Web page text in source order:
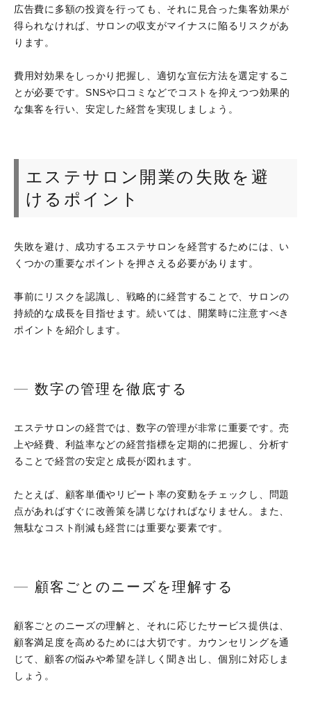
広告費に多額の投資を行っても、それに見合った集客効果が
得られなければ、サロンの収支がマイナスに陥るリスクがあ
ります。
費用対効果をしっかり把握し、適切な宣伝方法を選定するこ
とが必要です。SNSや口コミなどでコストを抑えつつ効果的
な集客を行い、安定した経営を実現しましょう。
エステサロン開業の失敗を避
けるポイント
失敗を避け、成功するエステサロンを経営するためには、い
くつかの重要なポイントを押さえる必要があります。
事前にリスクを認識し、戦略的に経営することで、サロンの
持続的な成長を目指せます。続いては、開業時に注意すべき
ポイントを紹介します。
数字の管理を徹底する
エステサロンの経営では、数字の管理が非常に重要です。売
上や経費、利益率などの経営指標を定期的に把握し、分析す
ることで経営の安定と成長が図れます。
たとえば、顧客単価やリピート率の変動をチェックし、問題
点があればすぐに改善策を講じなければなりません。また、
無駄なコスト削減も経営には重要な要素です。
顧客ごとのニーズを理解する
顧客ごとのニーズの理解と、それに応じたサービス提供は、
顧客満足度を高めるためには大切です。カウンセリングを通
じて、顧客の悩みや希望を詳しく聞き出し、個別に対応しま
しょう。